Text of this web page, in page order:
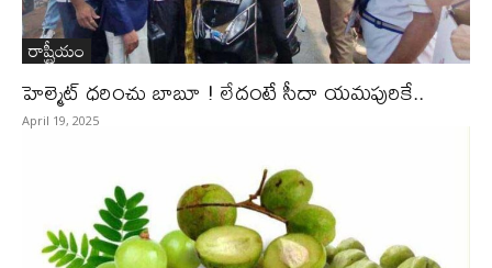
రాష్ట్రీయం
హెల్మెట్ ధ‌రించు బాబూ ! లేదంటే సీదా య‌మ‌పురికే..
April 19, 2025